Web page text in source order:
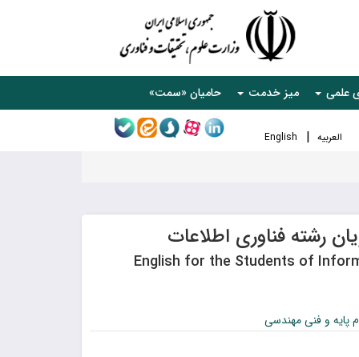
علمی میز خدمت حامیان «سمت»
العربیه English
رشته فناوری اطلاعات
English for the Students of
پایه و فنی مهندسی